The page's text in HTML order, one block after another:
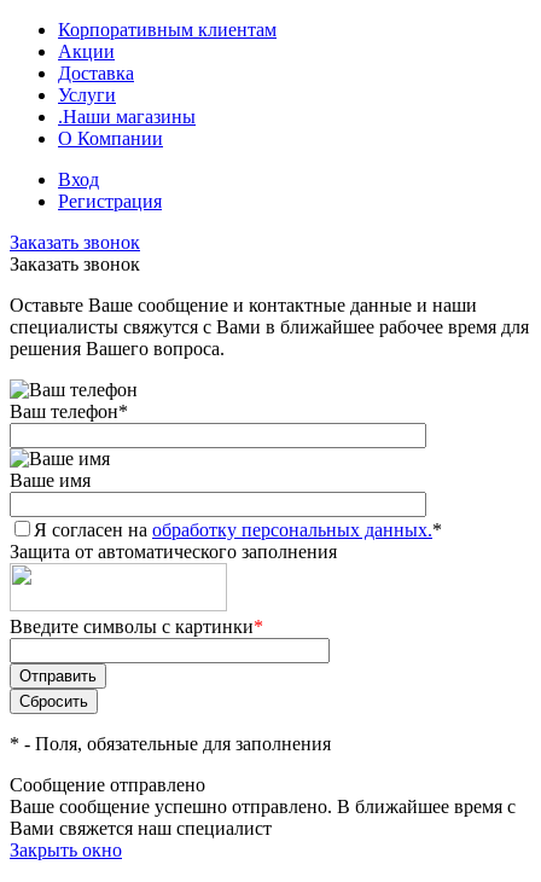
Корпоративным клиентам
Акции
Доставка
Услуги
.Наши магазины
О Компании
Вход
Регистрация
Заказать звонок
Заказать звонок
Оставьте Ваше сообщение и контактные данные и наши
специалисты свяжутся с Вами в ближайшее рабочее время для
решения Вашего вопроса.
Ваш телефон*
Ваше имя
Я согласен на обработку персональных данных.*
Защита от автоматического заполнения
Введите символы с картинки*
* - Поля, обязательные для заполнения
Сообщение отправлено
Ваше сообщение успешно отправлено. В ближайшее время с
Вами свяжется наш специалист
Закрыть окно